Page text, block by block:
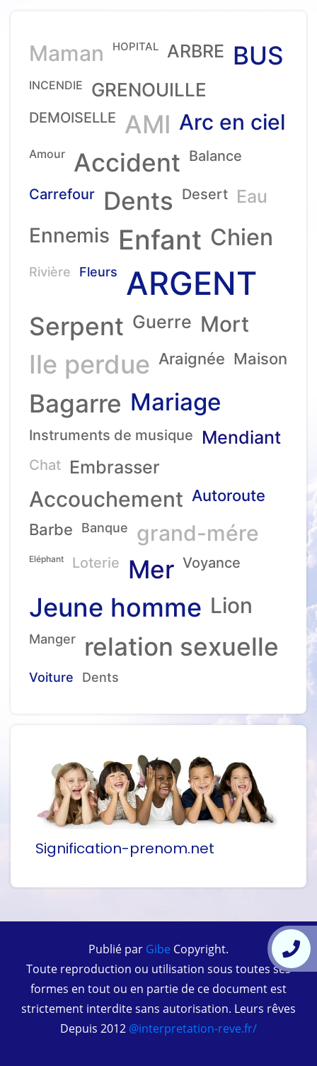
Maman HOPITAL ARBRE BUS
INCENDIE GRENOUILLE
DEMOISELLE AMI Arc en ciel
Amour Accident Balance
Carrefour Dents Desert Eau
Ennemis Enfant Chien
Rivière Fleurs ARGENT
Serpent Guerre Mort
Ile perdue Araignée Maison
Bagarre Mariage
Instruments de musique Mendiant
Chat Embrasser
Accouchement Autoroute
Barbe
Banque grand-mére
Eléphant Loterie Mer Voyance
Jeune homme Lion
Manger relation sexuelle
Voiture Dents
Signification-prenom.net
Publié par Gibe Copyright.
Toute reproduction ou utilisation sous toutes ses
formes en tout ou en partie de ce document est
strictement interdite sans autorisation. Leurs rêves
Depuis 2012 @interpretation-reve.fr/